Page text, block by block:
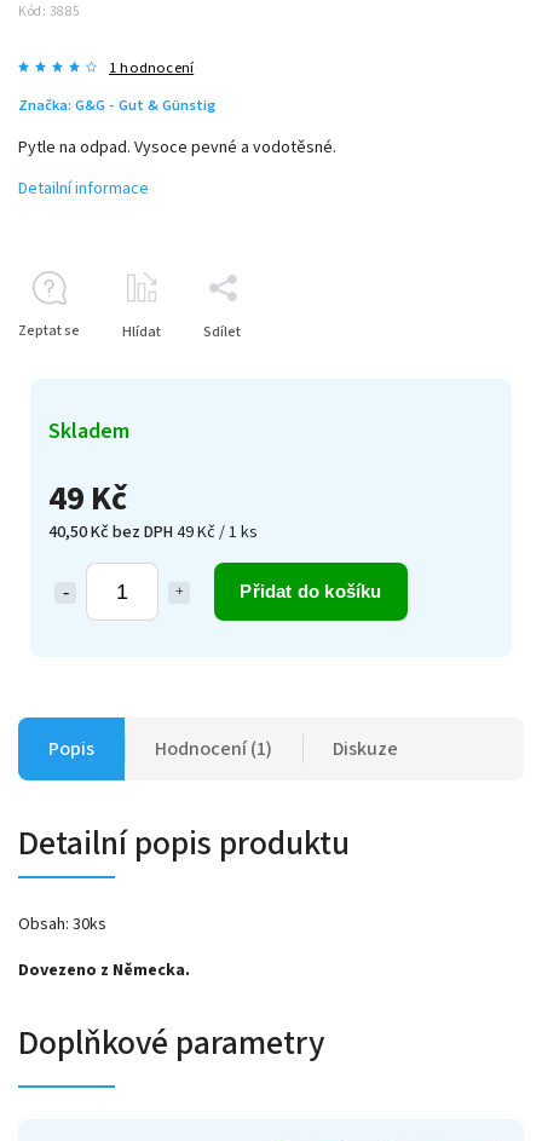
Kód: 3885
1 hodnocení
Značka: G&G - Gut & Günstig
49 Kč
40,50 Kč bez DPH49 Kč / 1 ks
Přidat do košíku
Skladem
Pytle na odpad. Vysoce pevné a vodotěsné.
Detailní informace
Zeptat se Hlídat Sdílet
Popis Hodnocení (1) Diskuze
Detailní popis produktu
Obsah: 30ks
Dovezeno z Německa.
Doplňkové parametry